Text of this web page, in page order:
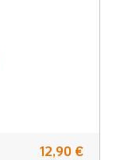
12,90 €